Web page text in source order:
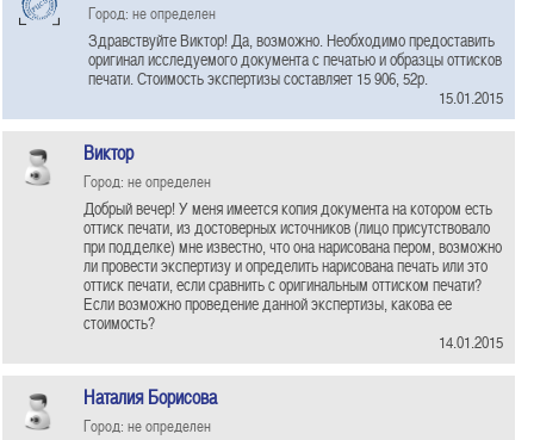
Город: не определен
Здравствуйте Виктор! Да, возможно. Необходимо предоставить
оригинал исследуемого документа с печатью и образцы оттисков
печати. Стоимость экспертизы составляет 15 906, 52р.
15.01.2015
Виктор
Город: не определен
Добрый вечер! У меня имеется копия документа на котором есть
оттиск печати, из достоверных источников (лицо присутствовало
при подделке) мне известно, что она нарисована пером, возможно
ли провести экспертизу и определить нарисована печать или это
оттиск печати, если сравнить с оригинальным оттиском печати?
Если возможно проведение данной экспертизы, какова ее
стоимость?
14.01.2015
Наталия Борисова
Город: не определен